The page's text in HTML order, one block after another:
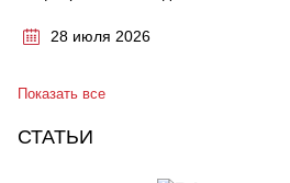
28 июля 2026
Показать все
СТАТЬИ